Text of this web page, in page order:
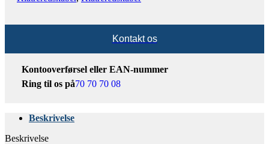
Kontakt os
Kontooverførsel eller EAN-nummer
Ring til os på70 70 70 08
Beskrivelse
Beskrivelse